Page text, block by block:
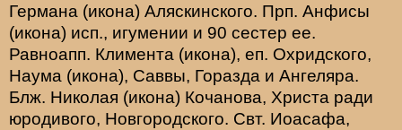
Германа (икона) Аляскинского. Прп. Анфисы
(икона) исп., игумении и 90 сестер ее.
Равноапп. Климента (икона), еп. Охридского,
Наума (икона), Саввы, Горазда и Ангеляра.
Блж. Николая (икона) Кочанова, Христа ради
юродивого, Новгородского. Свт. Иоасафа,